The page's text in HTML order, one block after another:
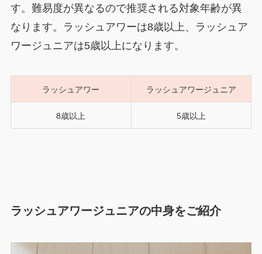
す。難易度が異なるので推奨される対象年齢が異
なります。ラッシュアワーは8歳以上、ラッシュア
ワージュニアは5歳以上になります。
ラッシュアワー ラッシュアワージュニア
‎8歳以上 ‎5歳以上
ラッシュアワージュニアの中身をご紹介